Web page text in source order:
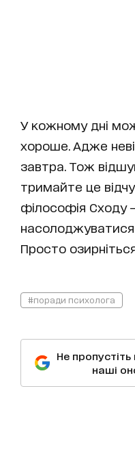
У кожному дні
хороше. Адже
завтра. Тож
тримайте це
філософія Сходу
Просто
#поради психолога
Не
наші